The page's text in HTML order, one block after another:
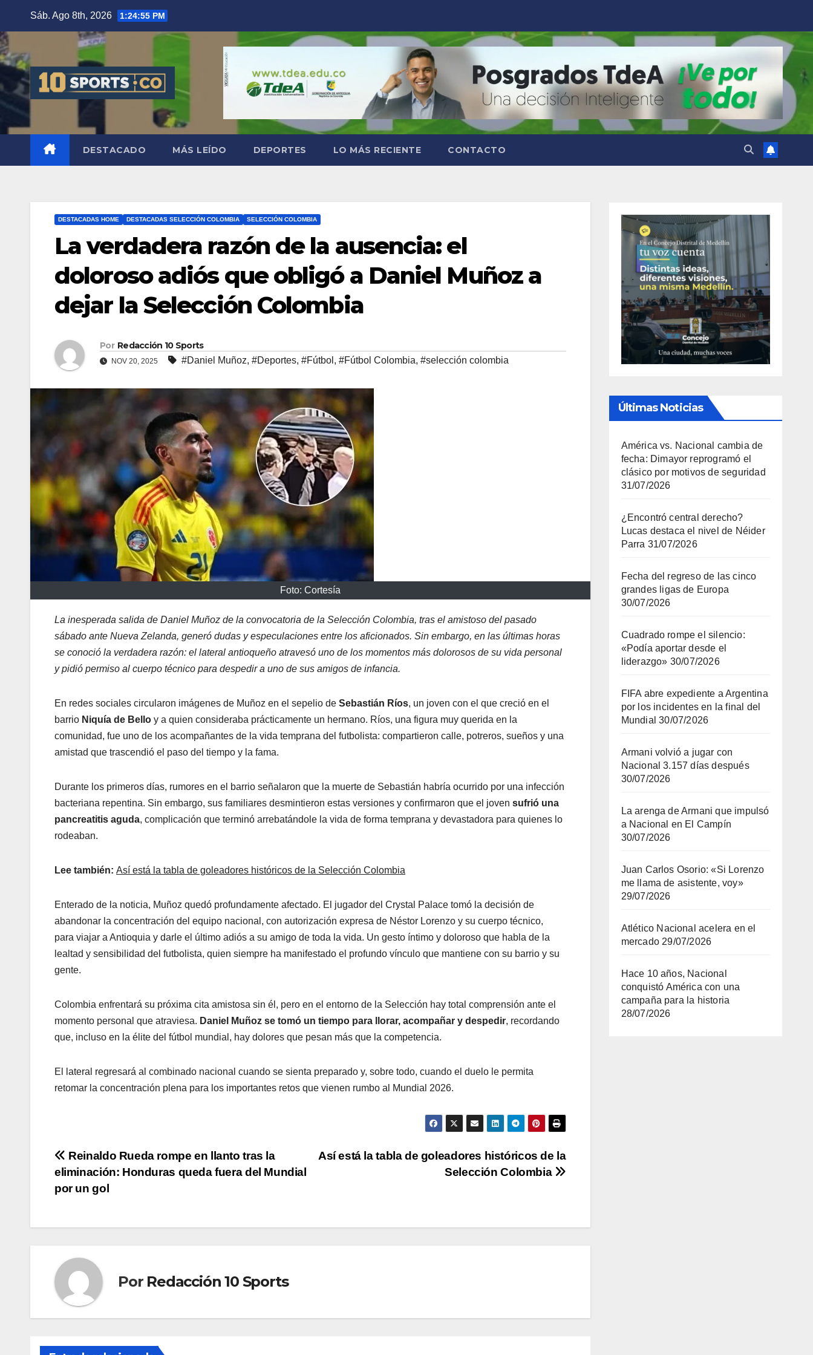
Sáb. Ago 8th, 2026 1:24:56 PM
DESTACADO MÁS LEÍDO DEPORTES LO MÁS RECIENTE CONTACTO
DESTACADAS HOME DESTACADAS SELECCIÓN COLOMBIA SELECCIÓN COLOMBIA
La verdadera razón de la ausencia: el
doloroso adiós que obligó a Daniel Muñoz a
dejar la Selección Colombia
Por Redacción 10 Sports
NOV 20, 2025 #Daniel Muñoz, #Deportes, #Fútbol , #Fútbol Colombia, #selección colombia
Foto: Cortesía
La inesperada salida de Daniel Muñoz de la convocatoria de la Selección Colombia, tras el amistoso del pasado
sábado ante Nueva Zelanda, generó dudas y especulaciones entre los aficionados. Sin embargo, en las últimas horas
se conoció la verdadera razón: el lateral antioqueño atravesó uno de los momentos más dolorosos de su vida personal
y pidió permiso al cuerpo técnico para despedir a uno de sus amigos de infancia.
En redes sociales circularon imágenes de Muñoz en el sepelio de Sebastián Ríos, un joven con el que creció en el
barrio Niquía de Bello y a quien consideraba prácticamente un hermano. Ríos, una figura muy querida en la
comunidad, fue uno de los acompañantes de la vida temprana del futbolista: compartieron calle, potreros, sueños y una
amistad que trascendió el paso del tiempo y la fama.
Durante los primeros días, rumores en el barrio señalaron que la muerte de Sebastián habría ocurrido por una infección
bacteriana repentina. Sin embargo, sus familiares desmintieron estas versiones y confirmaron que el joven sufrió una
pancreatitis aguda, complicación que terminó arrebatándole la vida de forma temprana y devastadora para quienes lo
rodeaban.
Lee también: Así está la tabla de goleadores históricos de la Selección Colombia
Enterado de la noticia, Muñoz quedó profundamente afectado. El jugador del Crystal Palace tomó la decisión de
abandonar la concentración del equipo nacional, con autorización expresa de Néstor Lorenzo y su cuerpo técnico,
para viajar a Antioquia y darle el último adiós a su amigo de toda la vida. Un gesto íntimo y doloroso que habla de la
lealtad y sensibilidad del futbolista, quien siempre ha manifestado el profundo vínculo que mantiene con su barrio y su
gente.
Colombia enfrentará su próxima cita amistosa sin él, pero en el entorno de la Selección hay total comprensión ante el
momento personal que atraviesa. Daniel Muñoz se tomó un tiempo para llorar, acompañar y despedir, recordando
que, incluso en la élite del fútbol mundial, hay dolores que pesan más que la competencia.
El lateral regresará al combinado nacional cuando se sienta preparado y, sobre todo, cuando el duelo le permita
retomar la concentración plena para los importantes retos que vienen rumbo al Mundial 2026.
Así está la tabla de goleadores históricos de la
Selección Colombia
Reinaldo Rueda rompe en llanto tras la
eliminación: Honduras queda fuera del Mundial
por un gol
Por Redacción 10 Sports
Últimas Noticias
América vs. Nacional cambia de
fecha: Dimayor reprogramó el
clásico por motivos de seguridad
31/07/2026
¿Encontró central derecho?
Lucas destaca el nivel de Néider
Parra 31/07/2026
Fecha del regreso de las cinco
grandes ligas de Europa
30/07/2026
Cuadrado rompe el silencio:
«Podía aportar desde el
liderazgo» 30/07/2026
FIFA abre expediente a Argentina
por los incidentes en la final del
Mundial 30/07/2026
Armani volvió a jugar con
Nacional 3.157 días después
30/07/2026
La arenga de Armani que impulsó
a Nacional en El Campín
30/07/2026
Juan Carlos Osorio: «Si Lorenzo
me llama de asistente, voy»
29/07/2026
Atlético Nacional acelera en el
mercado 29/07/2026
Hace 10 años, Nacional
conquistó América con una
campaña para la historia
28/07/2026